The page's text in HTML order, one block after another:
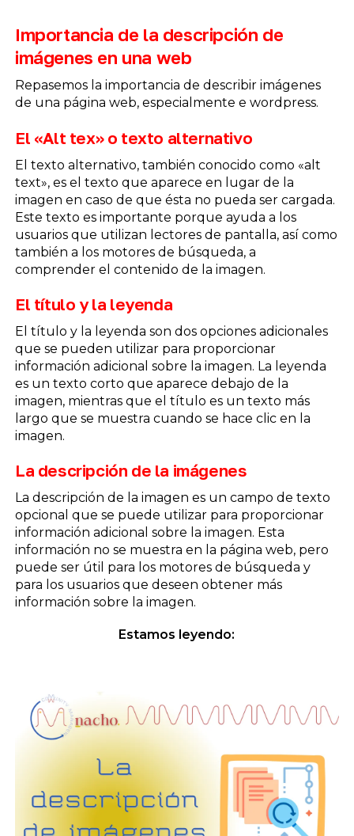
Importancia de la descripción de
imágenes en una web
Repasemos la importancia de describir imágenes
de una página web, especialmente e wordpress.
El «Alt tex» o texto alternativo
El texto alternativo, también conocido como «alt
text», es el texto que aparece en lugar de la
imagen en caso de que ésta no pueda ser cargada.
Este texto es importante porque ayuda a los
usuarios que utilizan lectores de pantalla, así como
también a los motores de búsqueda, a
comprender el contenido de la imagen.
El título y la leyenda
El título y la leyenda son dos opciones adicionales
que se pueden utilizar para proporcionar
información adicional sobre la imagen. La leyenda
es un texto corto que aparece debajo de la
imagen, mientras que el título es un texto más
largo que se muestra cuando se hace clic en la
imagen.
La descripción de la imágenes
La descripción de la imagen es un campo de texto
opcional que se puede utilizar para proporcionar
información adicional sobre la imagen. Esta
información no se muestra en la página web, pero
puede ser útil para los motores de búsqueda y
para los usuarios que deseen obtener más
información sobre la imagen.
Estamos leyendo: